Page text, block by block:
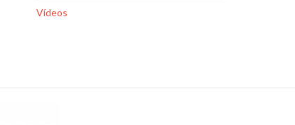
Vídeos